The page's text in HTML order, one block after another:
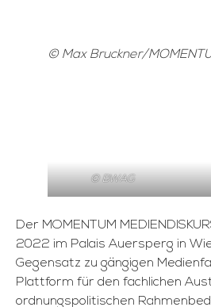
© Max Bruckner/
© BWAG
Der MOMENTUM
2022 im Palais Auersperg in
Gegensatz zu gängigen
Plattform für den fachlichen
ordnungspolitischen